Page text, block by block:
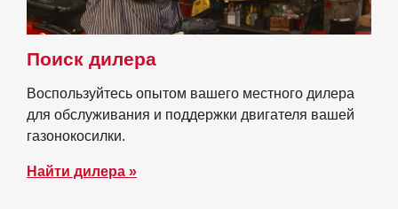
Поиск дилера
Воспользуйтесь опытом вашего местного дилера
для обслуживания и поддержки двигателя вашей
газонокосилки.
Найти дилера »